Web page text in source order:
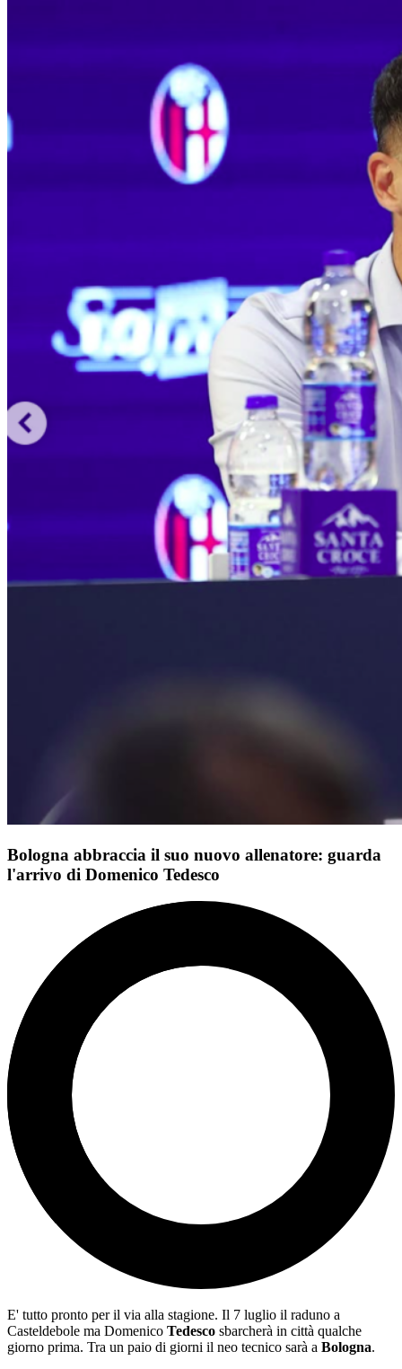
Bologna abbraccia il suo nuovo allenatore: guarda
l'arrivo di Domenico Tedesco
E' tutto pronto per il via alla stagione. Il 7 luglio il raduno a
Casteldebole ma Domenico Tedesco sbarcherà in città qualche
giorno prima. Tra un paio di giorni il neo tecnico sarà a Bologna.